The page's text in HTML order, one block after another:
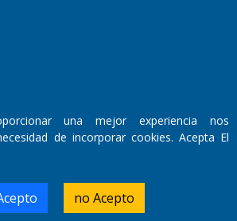
855,
una mejor experiencia nos
de incorporar cookies. Acepta El
no Acepto